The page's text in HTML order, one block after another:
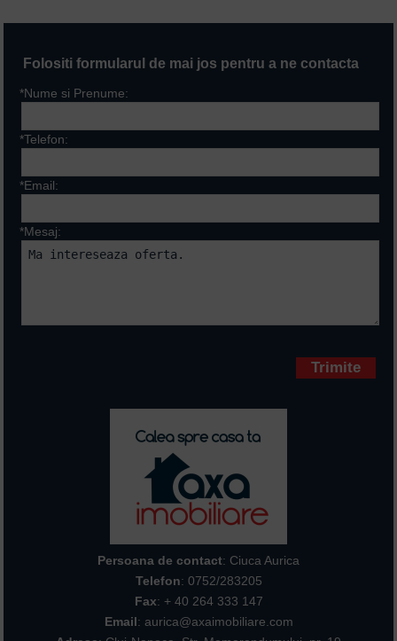
Folositi formularul de mai jos pentru a ne contacta
*Nume si Prenume:
*Telefon:
*Email:
*Mesaj:
Persoana de contact: Ciuca Aurica
Telefon: 0752/283205
Fax: + 40 264 333 147
Email: aurica@axaimobiliare.com